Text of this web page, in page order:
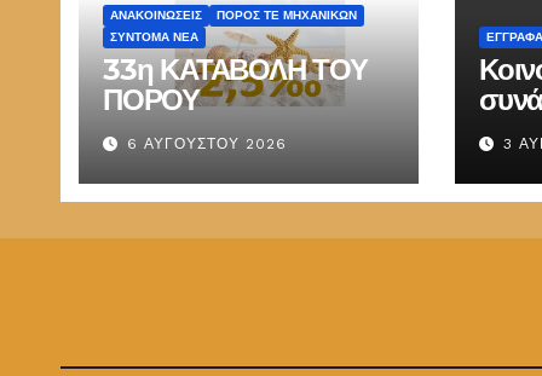
ΑΝΑΚΟΙΝΏΣΕΙΣ
ΠΌΡΟΣ ΤΕ ΜΗΧΑΝΙΚΏΝ
ΣΎΝΤΟΜΑ ΝΈΑ
33η ΚΑΤΑΒΟΛΗ ΤΟΥ
ΠΟΡΟΥ
6 ΑΥΓΟΎΣΤΟΥ 2026 3